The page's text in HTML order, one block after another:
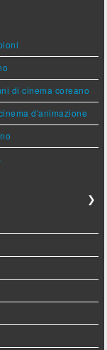
di cinema coreano
d'animazione
❯